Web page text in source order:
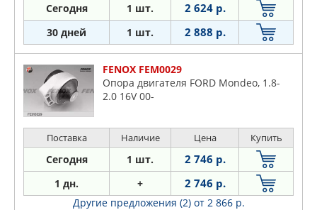
Сегодня 1 шт. 2 624 р.
30 дней 1 шт. 2 888 р.
FENOX FEM0029
Опора двигателя FORD Mondeo, 1.8-
2.0 16V 00-
Поставка Наличие Цена Купить
Сегодня 1 шт. 2 746 р.
1 дн. + 2 746 р.
Другие предложения (2) от 2 866 р.